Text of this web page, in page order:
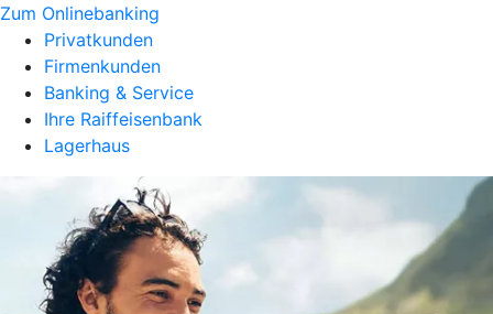
Zum Onlinebanking
Privatkunden
Firmenkunden
Banking & Service
Ihre Raiffeisenbank
Lagerhaus